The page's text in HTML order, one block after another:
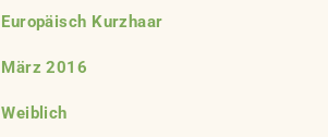
Europäisch Kurzhaar
März 2016
Weiblich